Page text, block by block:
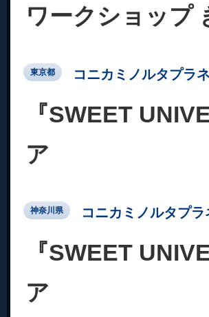
ワークショップ
東京都 コニカミノルタプラ
『SWEET
ア
神奈川県 コニカミノルタプ
『SWEET
ア